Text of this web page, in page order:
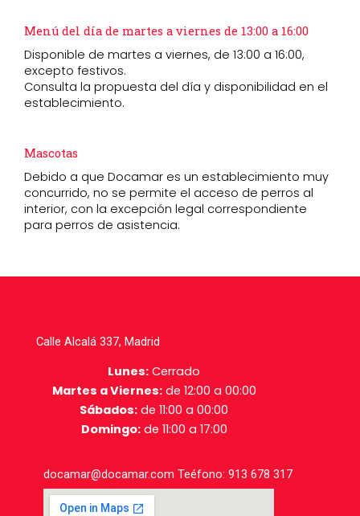
Menú del día de martes a viernes de 13:00 a 16:00
Disponible de martes a viernes, de 13:00 a 16:00,
excepto festivos.
Consulta la propuesta del día y disponibilidad en el
establecimiento.
Mascotas
Debido a que Docamar es un establecimiento muy
concurrido, no se permite el acceso de perros al
interior, con la excepción legal correspondiente
para perros de asistencia.
Calle Alcalá 337, Madrid
Lunes: Cerrado
Martes a Viernes:de 12:00 a 00:00
Sábados: de 11:00 a 00:00
Domingo:de 11:00 a 17:00
docamar@docamar.com Teéfono: 913 678 317